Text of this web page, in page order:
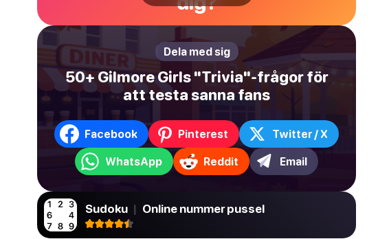
Dela med sig
50+ Gilmore Girls "Trivia"-frågor för
att testa sanna fans
Facebook Pinterest Twitter / X
WhatsApp Reddit Email
Sudoku | Online nummer pussel